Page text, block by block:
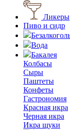
Ликеры
Пиво и сидр
Вода
Бакалея
Колбасы
Сыры
Паштеты
Конфеты
Гастрономия
Красная икра
Черная икра
Икра щуки